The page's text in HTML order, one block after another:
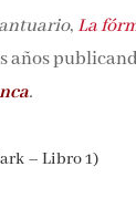
,La
años
.
– Libro 1)